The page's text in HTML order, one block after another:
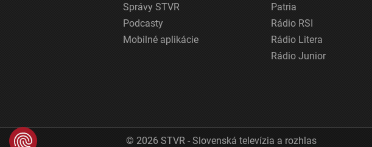
Správy STVR
Podcasty
Mobilné aplikácie
Patria
Rádio RSI
Rádio Litera
Rádio Junior
© 2026 STVR - Slovenská televízia a rozhlas